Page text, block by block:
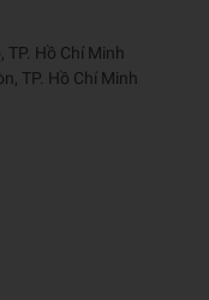
Hồ Chí Minh
TP. Hồ Chí Minh